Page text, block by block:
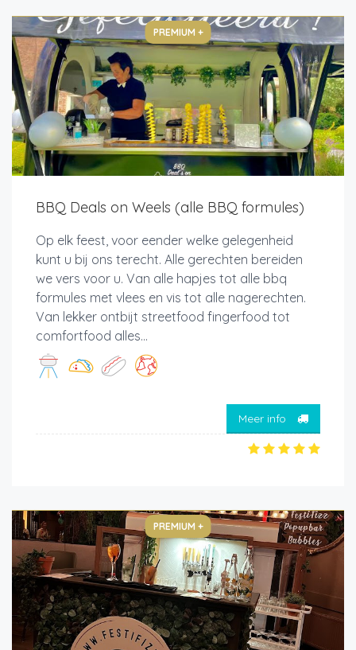
PREMIUM +
BBQ Deals on Weels (alle BBQ formules)
Op elk feest, voor eender welke gelegenheid
kunt u bij ons terecht. Alle gerechten bereiden
we vers voor u. Van alle hapjes tot alle bbq
formules met vlees en vis tot alle nagerechten.
Van lekker ontbijt streetfood fingerfood tot
comfortfood alles...
Meer info
PREMIUM +